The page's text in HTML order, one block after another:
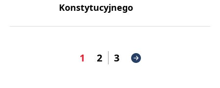
Konstytucyjnego
1 2 3